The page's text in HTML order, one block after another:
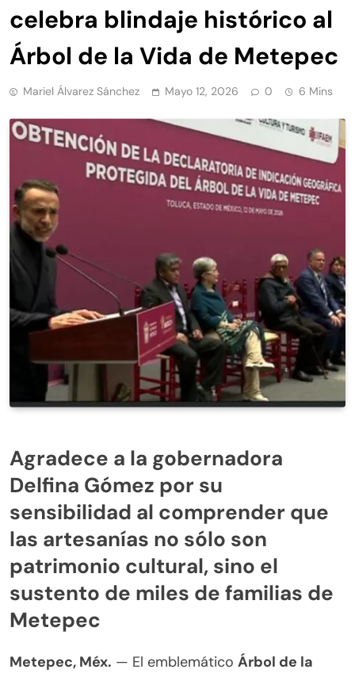
celebra blindaje histórico al
Árbol de la Vida de Metepec
Mariel Álvarez Sánchez Mayo 12, 2026 0 6 Mins
Agradece a la gobernadora
Delfina Gómez por su
sensibilidad al comprender que
las artesanías no sólo son
patrimonio cultural, sino el
sustento de miles de familias de
Metepec
Metepec, Méx. — El emblemático Árbol de la